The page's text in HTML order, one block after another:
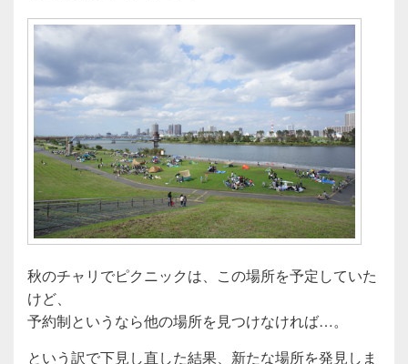
秋のチャリでピクニックは、この場所を予定していた
けど、
予約制というなら他の場所を見つけなければ…。
という訳で下見し直した結果、新たな場所を発見しま